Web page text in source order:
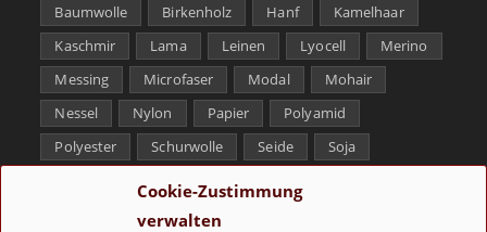
Cookie-Zustimmung
verwalten
Baumwolle
Birkenholz Hanf
Kamelhaar
Kaschmir
Lama Leinen Lyocell
Merino
Messing
Microfaser Modal
Mohair
Nessel
Nylon Papier
Polyamid
Polyester
Schurwolle Seide
Soja
Tencel
Yak